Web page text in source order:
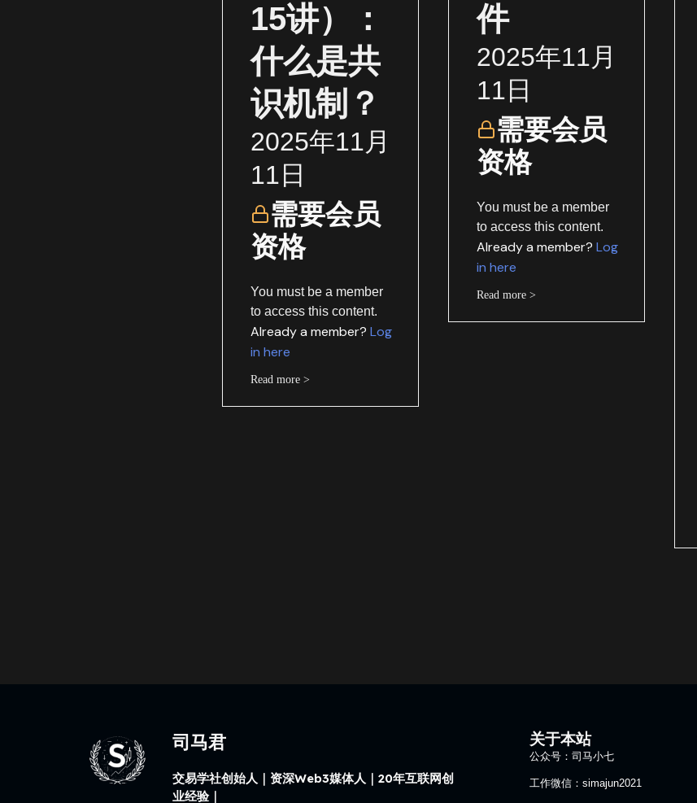
15讲）：
什么是共
识机制？
2025年11月
11日
需要会员
资格
You must be a member
to access this content.
Already a member? Log
in here
Read more >
件
2025年11月
11日
需要会员
资格
You must be a member
to access this content.
Already a member? Log
in here
Read more >
司马君
交易学社创始人｜资深Web3媒体人｜20年互联网创
业经验｜
关于本站
公众号：司马小七
工作微信：simajun2021